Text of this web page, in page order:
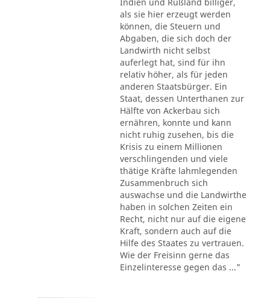
als sie hier erzeugt werden
können, die Steuern und
Abgaben, die sich doch der
Landwirth nicht selbst
auferlegt hat, sind für ihn
relativ höher, als für jeden
anderen Staatsbürger. Ein
Staat, dessen Unterthanen zur
Hälfte von Ackerbau sich
ernähren, konnte und kann
nicht ruhig zusehen, bis die
Krisis zu einem Millionen
verschlingenden und viele
thätige Kräfte lahmlegenden
Zusammenbruch sich
auswachse und die Landwirthe
haben in solchen Zeiten ein
Recht, nicht nur auf die eigene
Kraft, sondern auch auf die
Hilfe des Staates zu vertrauen.
Wie der Freisinn gerne das
Einzelinteresse gegen das ..."